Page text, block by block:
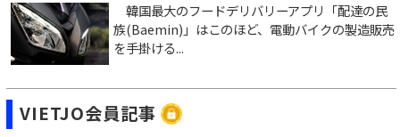
韓国最大のフードデリバリーアプリ「配達の民
族(Baemin)」はこのほど、電動バイクの製造販売
を手掛ける...
VIETJO会員記事